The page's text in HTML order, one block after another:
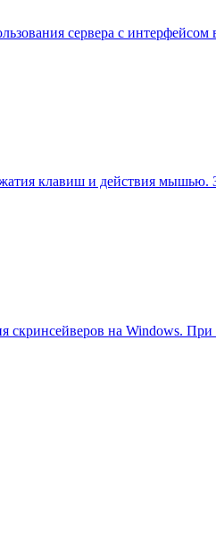
сервера с
клавиш и действия мышью.
скринсейверов на Windows.